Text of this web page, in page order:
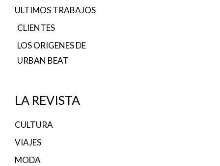
ULTIMOS TRABAJOS
CLIENTES
LOS ORIGENES DE
URBAN BEAT
LA REVISTA
CULTURA
VIAJES
MODA